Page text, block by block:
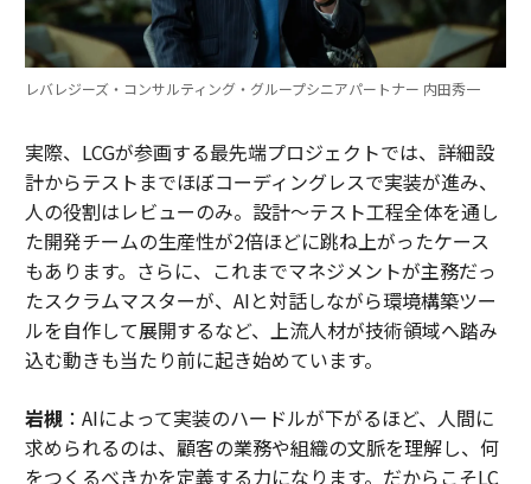
レバレジーズ・コンサルティング・グループシニアパートナー 内田秀一
実際、LCGが参画する最先端プロジェクトでは、詳細設
計からテストまでほぼコーディングレスで実装が進み、
人の役割はレビューのみ。設計～テスト工程全体を通し
た開発チームの生産性が2倍ほどに跳ね上がったケース
もあります。さらに、これまでマネジメントが主務だっ
たスクラムマスターが、AIと対話しながら環境構築ツー
ルを自作して展開するなど、上流人材が技術領域へ踏み
込む動きも当たり前に起き始めています。
岩槻：AIによって実装のハードルが下がるほど、人間に
求められるのは、顧客の業務や組織の文脈を理解し、何
をつくるべきかを定義する力になります。だからこそLC